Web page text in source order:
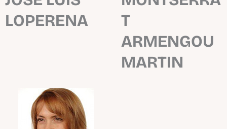
LOPERENA
T
ARMENGOU
MARTIN